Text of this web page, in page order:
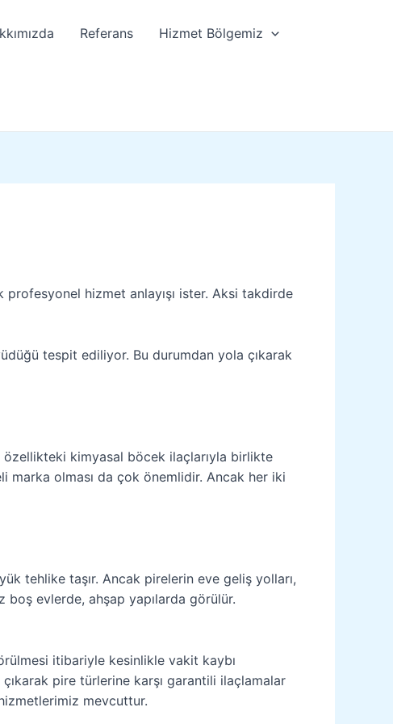
Referans Hizmet Bölgemiz
hizmet anlayışı ister. Aksi takdirde
tespit ediliyor. Bu durumdan yola çıkarak
özellikteki kimyasal böcek ilaçlarıyla birlikte
marka olması da çok önemlidir. Ancak her iki
tehlike taşır. Ancak pirelerin eve geliş yolları,
boş evlerde, ahşap yapılarda görülür.
itibariyle kesinlikle vakit kaybı
çıkarak pire türlerine karşı garantili ilaçlamalar
mevcuttur.